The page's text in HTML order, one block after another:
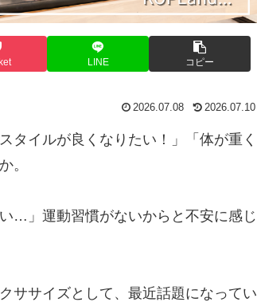
LINE コピー
2026.07.08 2026.07.10
タイルが良くなりたい！」「体が重く
。
…」運動習慣がないからと不安に感じ
ササイズとして、最近話題になってい